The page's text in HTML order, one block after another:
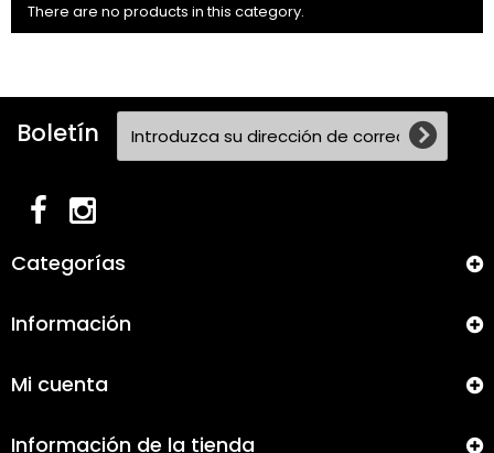
There are no products in this category.
Boletín
Categorías
Información
Mi cuenta
Información de la tienda